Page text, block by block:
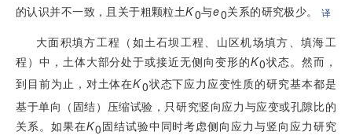
的认识并不一致，且关于粗颗粒土K0与e0关系的研究极少。译
大面积填方工程（如土石坝工程、山区机场填方、填海工
程）中，土体大部分处于或接近无侧向变形的K0状态。然而，
到目前为止，对土体在K0状态下应力应变性质的研究基本都是
基于单向（固结）压缩试验，只研究竖向应力与应变或孔隙比的
关系。如果在K0固结试验中同时考虑侧向应力与竖向应力研究